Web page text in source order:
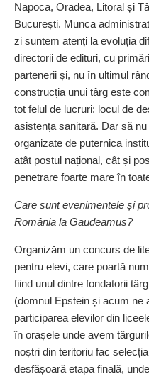
Napoca, Oradea, Litoral și
București. Munca
zi suntem atenți la evoluția
directorii de edituri, cu
partenerii și, nu în ultimul
construcția unui târg este
tot felul de lucruri: locul de
asistența sanitară. Dar să
organizate de puternica
atât postul național, cât și
penetrare foarte mare în
Care sunt evenimentele și
România la Gaudeamus?
Organizăm un concurs de
pentru elevi, care poartă
fiind unul dintre fondatorii
(domnul Epstein și acum ne
participarea elevilor din
în orașele unde avem
noștri din teritoriu fac
desfășoară etapa finală,